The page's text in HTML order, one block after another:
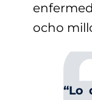
ocho
“Lo